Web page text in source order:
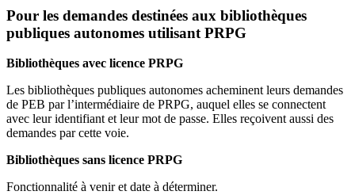
Pour les demandes destinées aux bibliothèques
publiques autonomes utilisant PRPG
Bibliothèques avec licence PRPG
Les bibliothèques publiques autonomes acheminent leurs demandes
de PEB par l’intermédiaire de PRPG, auquel elles se connectent
avec leur identifiant et leur mot de passe. Elles reçoivent aussi des
demandes par cette voie.
Bibliothèques sans licence PRPG
Fonctionnalité à venir et date à déterminer.